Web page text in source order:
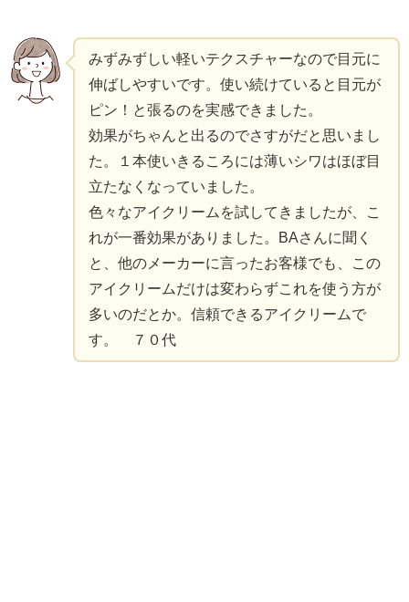
みずみずしい軽いテクスチャーなので目元に
伸ばしやすいです。使い続けていると目元が
ピン！と張るのを実感できました。
効果がちゃんと出るのでさすがだと思いまし
た。１本使いきるころには薄いシワはほぼ目
立たなくなっていました。
色々なアイクリームを試してきましたが、こ
れが一番効果がありました。BAさんに聞く
と、他のメーカーに言ったお客様でも、この
アイクリームだけは変わらずこれを使う方が
多いのだとか。信頼できるアイクリームで
す。 ７０代